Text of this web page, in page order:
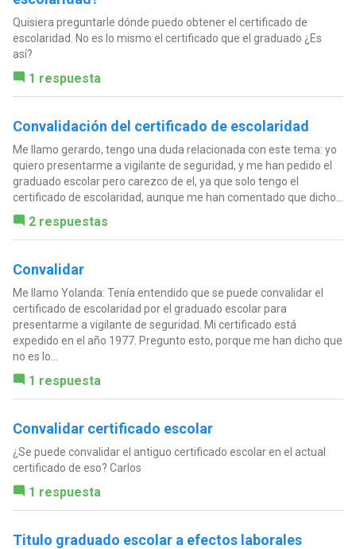
Quisiera preguntarle dónde puedo obtener el certificado de
escolaridad. No es lo mismo el certificado que el graduado ¿Es
así?
1 respuesta
Convalidación del certificado de escolaridad
Me llamo gerardo, tengo una duda relacionada con este tema: yo
quiero presentarme a vigilante de seguridad, y me han pedido el
graduado escolar pero carezco de el, ya que solo tengo el
certificado de escolaridad, aunque me han comentado que dicho...
2 respuestas
Convalidar
Me llamo Yolanda: Tenía entendido que se puede convalidar el
certificado de escolaridad por el graduado escolar para
presentarme a vigilante de seguridad. Mi certificado está
expedido en el año 1977. Pregunto esto, porque me han dicho que
no es lo...
1 respuesta
Convalidar certificado escolar
¿Se puede convalidar el antiguo certificado escolar en el actual
certificado de eso? Carlos
1 respuesta
Titulo graduado escolar a efectos laborales